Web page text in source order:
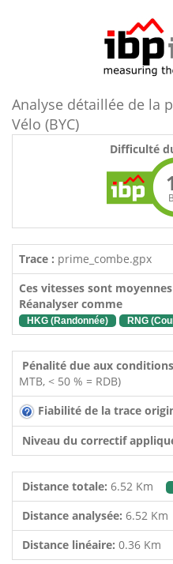
Analyse détaillée de la
Vélo (BYC)
Difficulté
Trace : prime_combe.gpx
Ces vitesses sont
Réanalyser comme
HKG (Randonnée) RNG
Pénalité due aux
MTB, < 50 % = RDB)
Fiabilité de la trace
Niveau du correctif
Distance totale: 6.52 Km
Distance analysée: 6.52 Km
Distance linéaire: 0.36 Km